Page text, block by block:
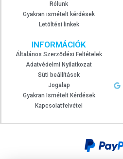
Rólunk
Gyakran ismételt kérdések
Letöltési linkek
INFORMÁCIÓK
Általános Szerződési Feltételek
Adatvédelmi Nyilatkozat
Süti beállítások
Jogalap
Gyakran Ismételt Kérdések
Kapcsolatfelvétel